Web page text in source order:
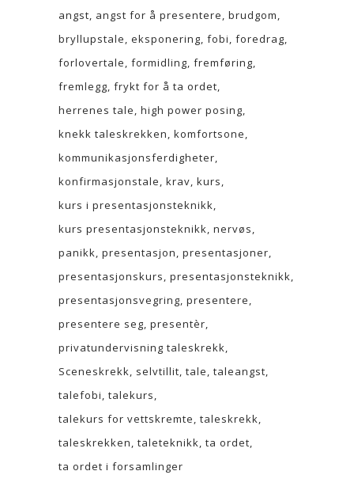
angst angst for å presentere brudgom
bryllupstale eksponering fobi foredrag
forlovertale formidling fremføring
fremlegg frykt for å ta ordet
herrenes tale high power posing
knekk taleskrekken komfortsone
kommunikasjonsferdigheter
konfirmasjonstale krav kurs
kurs i presentasjonsteknikk
kurs presentasjonsteknikk nervøs
panikk presentasjon presentasjoner
presentasjonskurs presentasjonsteknikk
presentasjonsvegring presentere
presentere seg presentèr
privatundervisning taleskrekk
Sceneskrekk selvtillit tale taleangst
talefobi talekurs
talekurs for vettskremte taleskrekk
taleskrekken taleteknikk ta ordet
ta ordet i forsamlinger